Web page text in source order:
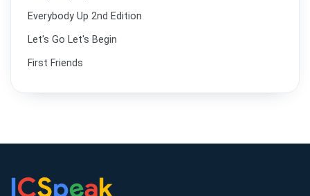
Everybody Up 2nd Edition
Let's Go Let's Begin
First Friends